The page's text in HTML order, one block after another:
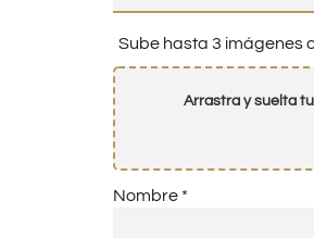
Sube hasta 3 imágenes
Arrastra y suelta
Nombre *